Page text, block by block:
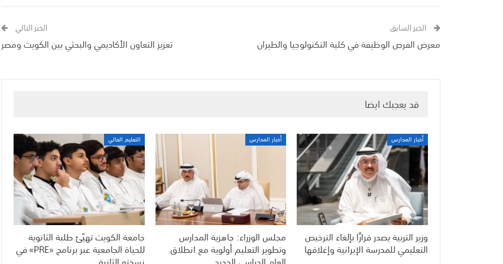
الخبر السابق
معرض الفرص الوظيفة في كلية التكنولوجيا والطيران
الخبر التالي
تعزيز التعاون الأكاديمي والبحثي بين الكويت ومصر
قد يعجبك ايضا
أخبار المدارس
وزير التربية يصدر قرارًا بإلغاء الترخيص
التعليمي للمدرسة الإيرانية وإغلاقها
أخبار المدارس
مجلس الوزراء: جاهزية المدارس
وتطوير التعليم أولوية مع انطلاق
التعليم العالي
جامعة الكويت تهيّئ طلبة الثانوية
للحياة الجامعية عبر برنامج «PRE» في